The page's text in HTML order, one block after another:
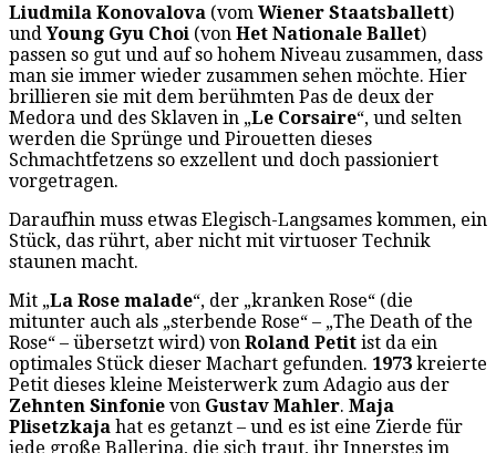
Liudmila Konovalova (vom Wiener Staatsballett)
undYoung Gyu Choi (von Het Nationale Ballet)
passen so gut und auf so hohem Niveau zusammen, dass
man sie immer wieder zusammen sehen möchte. Hier
brillieren sie mit dem berühmten Pas de deux der
Medora und des Sklaven in „Le Corsaire“, und selten
werden die Sprünge und Pirouetten dieses
Schmachtfetzens so exzellent und doch passioniert
vorgetragen.
Daraufhin muss etwas Elegisch-Langsames kommen, ein
Stück, das rührt, aber nicht mit virtuoser Technik
staunen macht.
Mit „La Rose malade“, der „kranken Rose“ (die
mitunter auch als „sterbende Rose“ – „The Death of the
Rose“ – übersetzt wird) von Roland Petit ist da ein
optimales Stück dieser Machart gefunden. 1973 kreierte
Petit dieses kleine Meisterwerk zum Adagio aus der
Zehnten Sinfonie von Gustav Mahler. Maja
Plisetzkaja hat es getanzt – und es ist eine Zierde für
jede große Ballerina, die sich traut, ihr Innerstes im